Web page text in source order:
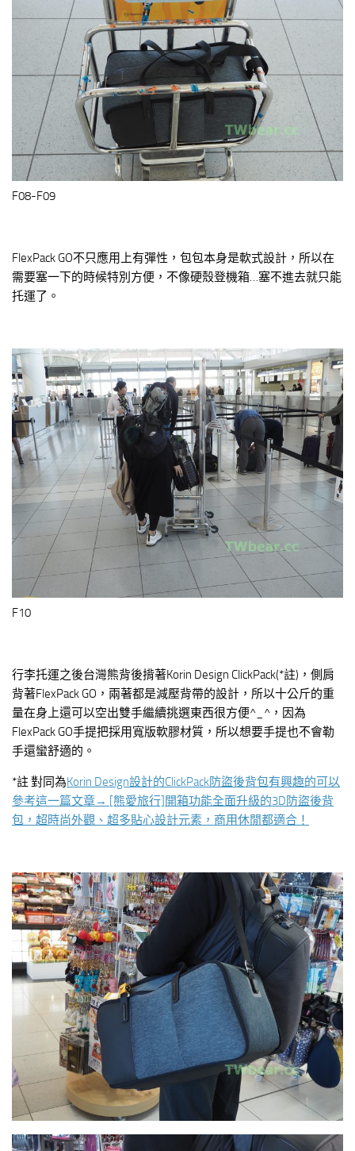
F08-F09
FlexPack GO不只應用上有彈性，包包本身是軟式設計，所以在
需要塞一下的時候特別方便，不像硬殼登機箱…塞不進去就只能
托運了。
F10
行李托運之後台灣熊背後揹著Korin Design ClickPack(*註)，側肩
背著FlexPack GO，兩著都是減壓背帶的設計，所以十公斤的重
量在身上還可以空出雙手繼續挑選東西很方便^_^，因為
FlexPack GO手提把採用寬版軟膠材質，所以想要手提也不會勒
手還蠻舒適的。
*註 對同為Korin Design設計的ClickPack防盜後背包有興趣的可以
參考這一篇文章→ [熊愛旅行]開箱功能全面升級的3D防盜後背
包，超時尚外觀、超多貼心設計元素，商用休閒都適合！